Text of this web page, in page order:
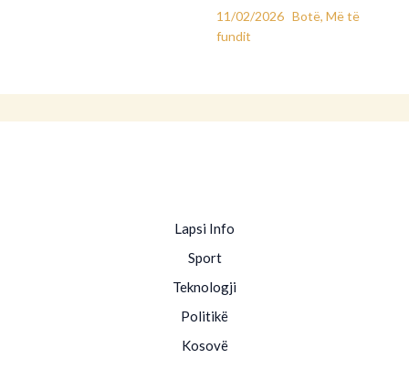
11/02/2026 Botë, Më të
fundit
Lapsi Info
Sport
Teknologji
Politikë
Kosovë